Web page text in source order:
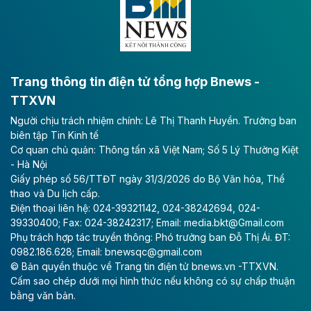
Long Thành
Tổng công ty Cảng hàng không Việt Nam - CTCP
(ACV) vừa lập kỷ lục mới về lợi nhuận trong quý
II/2026.
Theo baodautu.vn
Vinaconex lập đỉnh doanh thu
Tổng CTCP Xuất nhập khẩu và Xây dựng Việt Nam
(Vinaconex) đã khép lại nửa đầu năm với doanh thu
thuần gần 7.268 tỷ đồng, tăng 4% so với cùng kỳ và
cũng là mức cao nhất lịch sử hoạt động của doanh
nghiệp.
Trang thông tin điện tử tổng hợp Bnews -
TTXVN
Người chịu trách nhiệm chính: Lê Thị Thanh Huyền. Trưởng ban
biên tập Tin Kinh tế
Cơ quan chủ quản: Thông tấn xã Việt Nam; Số 5 Lý Thường Kiệt
- Hà Nội
Giấy phép số 56/TTĐT ngày 31/3/2026 do Bộ Văn hóa, Thể
thao và Du lịch cấp.
Điện thoại liên hệ: 024-39321142, 024-38242694, 024-
39330400; Fax: 024-38242317; Email: media.bkt@Gmail.com
Phụ trách hợp tác truyền thông: Phó trưởng ban Đỗ Thị Ái. ĐT:
0982.186.628; Email: bnewsqc@gmail.com
© Bản quyền thuộc về Trang tin điện tử bnews.vn -TTXVN.
Cấm sao chép dưới mọi hình thức nếu không có sự chấp thuận
bằng văn bản.